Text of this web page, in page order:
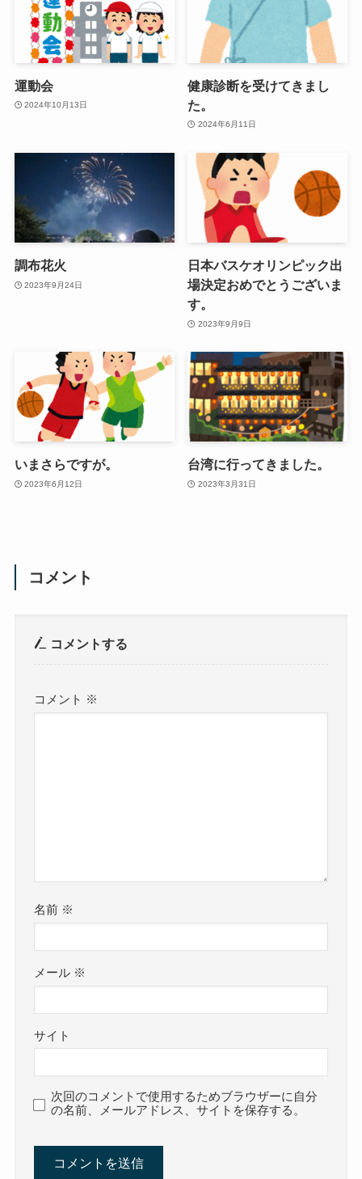
運動会
2024年10月13日
健康診断を受けてきまし
た。
2024年6月11日
調布花火
2023年9月24日
日本バスケオリンピック出
場決定おめでとうございま
す。
2023年9月9日
いまさらですが。
2023年6月12日
台湾に行ってきました。
2023年3月31日
コメント
コメントする
コメント ※
名前 ※
メール ※
サイト
次回のコメントで使用するためブラウザーに自分
の名前、メールアドレス、サイトを保存する。